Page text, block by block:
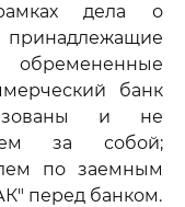
дела о
банк
и не
за собой;
по заемным
перед банком.